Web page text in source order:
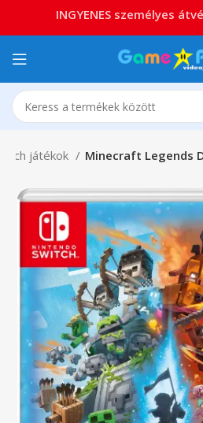
játékok Minecraft Legends
INGYENES személyes